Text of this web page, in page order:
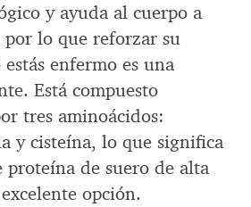
y ayuda al cuerpo a
lo que reforzar su
enfermo es una
Está compuesto
tres aminoácidos:
y cisteína, lo que significa
de suero de alta
opción.